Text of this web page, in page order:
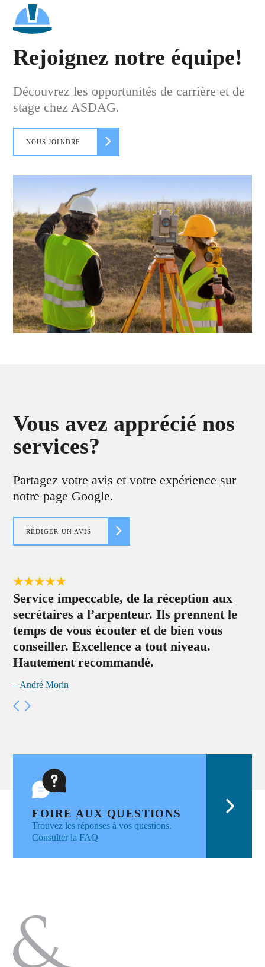
Rejoignez notre équipe!
Découvrez les opportunités de carrière et de
stage chez ASDAG.
NOUS JOINDRE
Vous avez apprécié nos
services?
Partagez votre avis et votre expérience sur
notre page Google.
RÉDIGER UN AVIS
Service impeccable, de la réception aux
secrétaires a l’arpenteur. Ils prennent le
temps de vous écouter et de bien vous
conseiller. Excellence a tout niveau.
Hautement recommandé.
– André Morin
FOIRE AUX QUESTIONS
Trouvez les réponses à vos questions.
Consulter la FAQ